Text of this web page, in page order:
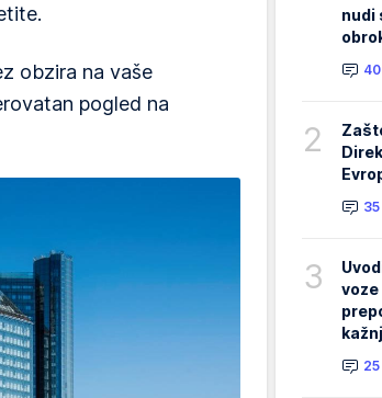
obzira na vaše
pogled na
nudi
40
2
35
3
25